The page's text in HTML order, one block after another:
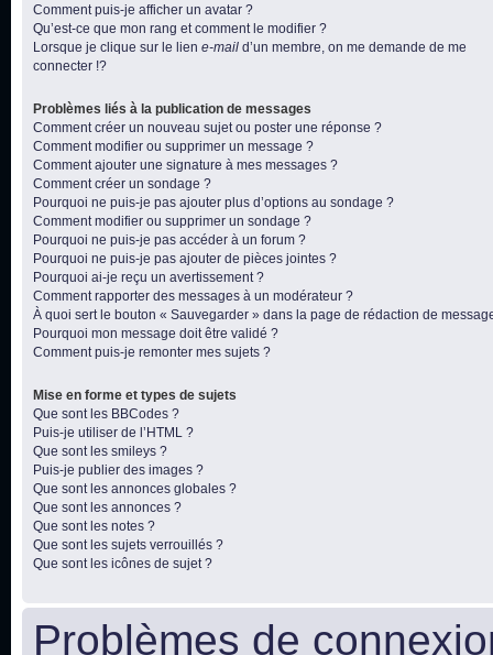
Comment puis-je afficher un avatar ?
Qu’est-ce que mon rang et comment le modifier ?
Lorsque je clique sur le lien e-mail d’un membre, on me demande de me
connecter !?
Problèmes liés à la publication de messages
Comment créer un nouveau sujet ou poster une réponse ?
Comment modifier ou supprimer un message ?
Comment ajouter une signature à mes messages ?
Comment créer un sondage ?
Pourquoi ne puis-je pas ajouter plus d’options au sondage ?
Comment modifier ou supprimer un sondage ?
Pourquoi ne puis-je pas accéder à un forum ?
Pourquoi ne puis-je pas ajouter de pièces jointes ?
Pourquoi ai-je reçu un avertissement ?
Comment rapporter des messages à un modérateur ?
À quoi sert le bouton « Sauvegarder » dans la page de rédaction de
Pourquoi mon message doit être validé ?
Comment puis-je remonter mes sujets ?
Mise en forme et types de sujets
Que sont les BBCodes ?
Puis-je utiliser de l’HTML ?
Que sont les smileys ?
Puis-je publier des images ?
Que sont les annonces globales ?
Que sont les annonces ?
Que sont les notes ?
Que sont les sujets verrouillés ?
Que sont les icônes de sujet ?
Problèmes de